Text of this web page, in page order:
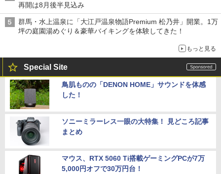
再開は8月後半見込み
群馬・水上温泉に「大江戸温泉物語Premium 松乃井」開業。1万
坪の庭園湯めぐり＆豪華バイキングを体験してきた！
もっと見る
Special Site
鳥肌ものの「DENON HOME」サウンドを体感
した！
ソニーミラーレス一眼の大特集！ 見どころ記事
まとめ
マウス、RTX 5060 Ti搭載ゲーミングPCが7万
5,000円オフで30万円台！